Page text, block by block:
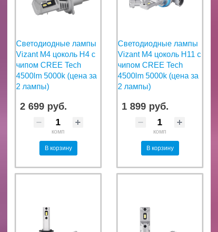
Светодиодные лампы
Vizant M4 цоколь H4 с
чипом CREE Tech
4500lm 5000k (цена за
2 лампы)
2 699 руб.
комп
В корзину
Светодиодные лампы
Vizant M4 цоколь H11 с
чипом CREE Tech
4500lm 5000k (цена за
2 лампы)
1 899 руб.
комп
В корзину